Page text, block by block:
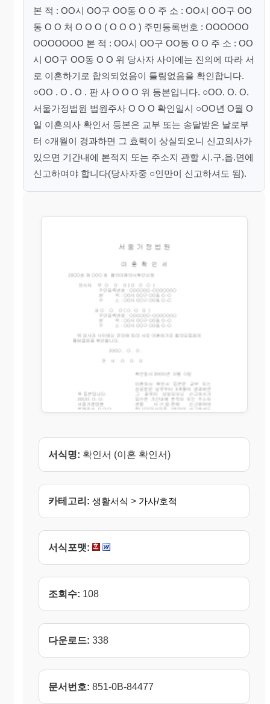
본 적 : OO시 OO구 OO동 O O 주 소 : OO시 OO구 OO
동 O O 처 O O O ( O O O ) 주민등록번호 : OOOOOO
OOOOOOO 본 적 : OO시 OO구 OO동 O O 주 소 : OO
시 OO구 OO동 O O 위 당사자 사이에는 진의에 따라 서
로 이혼하기로 합의되었음이 틀림없음을 확인합니다.
○OO . O . O . 판 사 O O O 위 등본입니다. ○OO. O. O.
서울가정법원 법원주사 O O O 확인일시 ○OO년 O월 O
일 이혼의사 확인서 등본은 교부 또는 송달받은 날로부
터 ○개월이 경과하면 그 효력이 상실되오니 신고의사가
있으면 기간내에 본적지 또는 주소지 관할 시.구.읍.면에
신고하여야 합니다(당사자중 ○인만이 신고하셔도 됨).
서식명: 확인서 (이혼 확인서)
카테고리: 생활서식 > 가사/호적
서식포맷:
조회수: 108
다운로드: 338
문서번호: 851-0B-84477